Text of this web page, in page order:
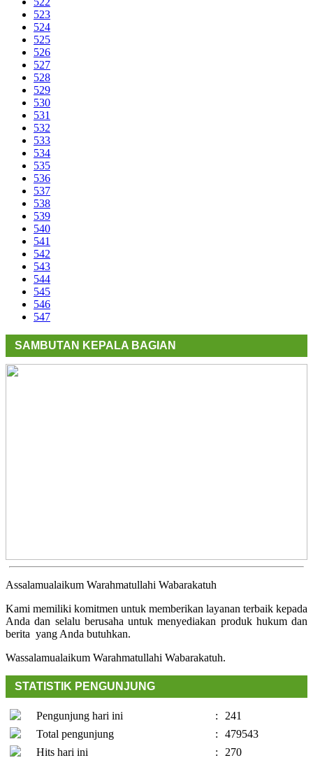
523
524
525
526
527
528
529
530
531
532
533
534
535
536
537
538
539
540
541
542
543
544
545
546
547
SAMBUTAN KEPALA BAGIAN
Assalamualaikum Warahmatullahi Wabarakatuh
Kami memiliki komitmen untuk memberikan layanan terbaik kepada
Anda dan selalu berusaha untuk menyediakan produk hukum dan
berita yang Anda butuhkan.
Wassalamualaikum Warahmatullahi Wabarakatuh.
STATISTIK PENGUNJUNG
Pengunjung hari ini :
241
Total pengunjung
:
479543
Hits hari ini
: 270